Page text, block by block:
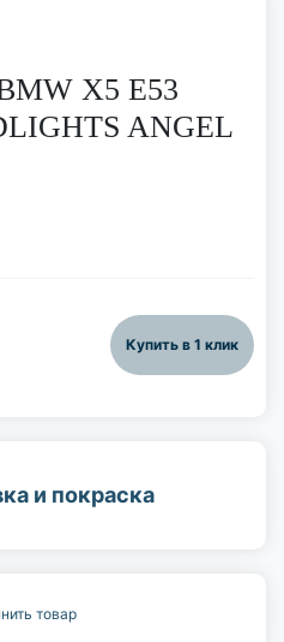
X5 E53
ANGEL
Купить в 1 клик
и покраска
товар